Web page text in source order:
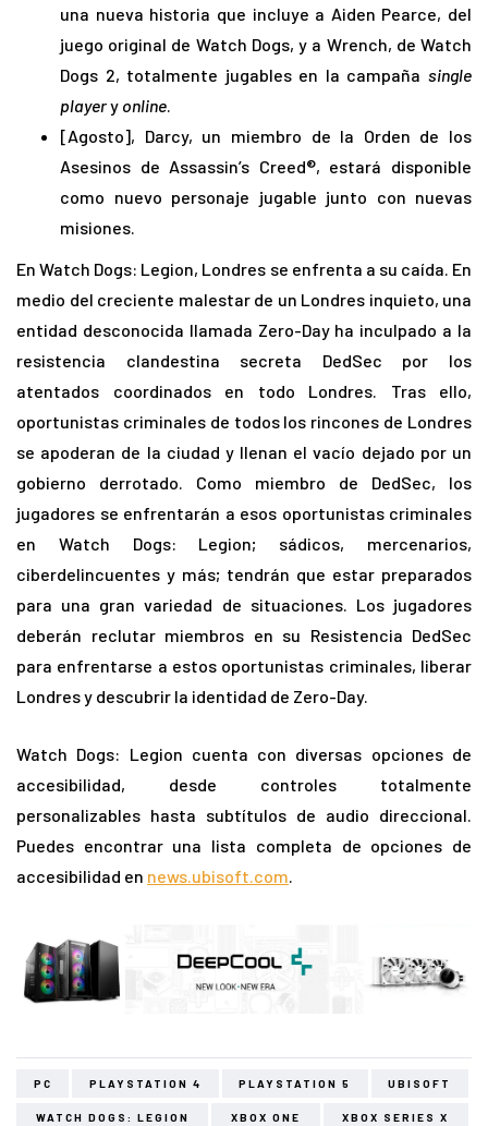
una nueva historia que incluye a Aiden Pearce, del
juego original de Watch Dogs, y a Wrench, de Watch
Dogs 2, totalmente jugables en la campaña single
playery online.
[Agosto], Darcy, un miembro de la Orden de los
Asesinos de Assassin’s Creed®, estará disponible
como nuevo personaje jugable junto con nuevas
misiones.
En Watch Dogs: Legion, Londres se enfrenta a su caída. En
medio del creciente malestar de un Londres inquieto, una
entidad desconocida llamada Zero-Day ha inculpado a la
resistencia clandestina secreta DedSec por los
atentados coordinados en todo Londres. Tras ello,
oportunistas criminales de todos los rincones de Londres
se apoderan de la ciudad y llenan el vacío dejado por un
gobierno derrotado. Como miembro de DedSec, los
jugadores se enfrentarán a esos oportunistas criminales
en Watch Dogs: Legion; sádicos, mercenarios,
ciberdelincuentes y más; tendrán que estar preparados
para una gran variedad de situaciones. Los jugadores
deberán reclutar miembros en su Resistencia DedSec
para enfrentarse a estos oportunistas criminales, liberar
Londres y descubrir la identidad de Zero-Day.
Watch Dogs: Legion cuenta con diversas opciones de
accesibilidad, desde controles totalmente
personalizables hasta subtítulos de audio direccional.
Puedes encontrar una lista completa de opciones de
accesibilidad en news.ubisoft.com.
PC PLAYSTATION 4 PLAYSTATION 5 UBISOFT
WATCH DOGS: LEGION XBOX ONE XBOX SERIES X